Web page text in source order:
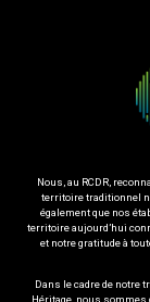
Nous, au RCDR,
territoire traditionnel
également que nos
territoire aujourd’hui
et notre gratitude à
Dans le cadre de notre
Héritage, nous